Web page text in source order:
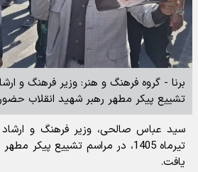
برنا - گروه فرهنگ و هنر: وزیر فرهنگ و
تشییع پیکر مطهر رهبر شهید انقلاب
تیرماه 1405، در مراسم تشییع
یافت.